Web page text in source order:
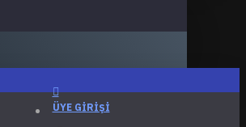
ÜYE GIRIŞI